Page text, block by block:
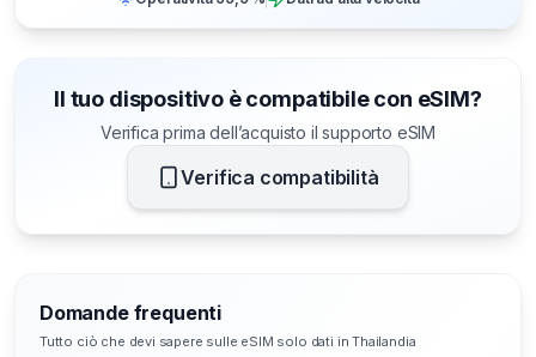
Il tuo dispositivo è compatibile con eSIM?
Verifica prima dell’acquisto il supporto eSIM
Verifica compatibilità
Domande frequenti
Tutto ciò che devi sapere sulle eSIM solo dati in Thailandia